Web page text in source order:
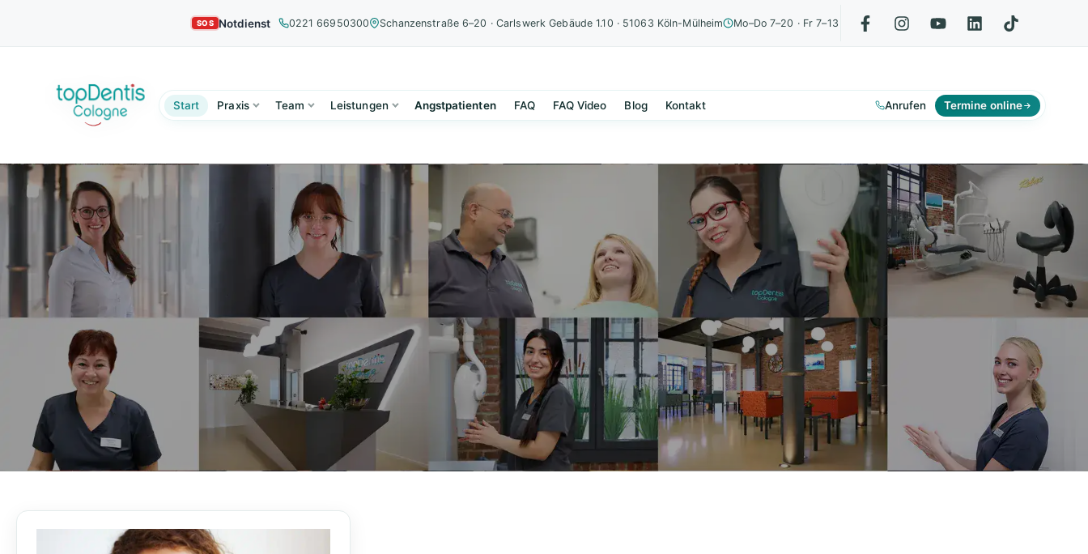
Notdienst 0221 66950300 Schanzenstraße 6–20 · Carlswerk Gebäude 1.10 · 51063 Köln-Mülheim Mo–Do 7–20 · Fr 7–13
Start Praxis Team Leistungen Angstpatienten FAQ FAQ Video Blog Kontakt Anrufen Termine online
Unser Blog